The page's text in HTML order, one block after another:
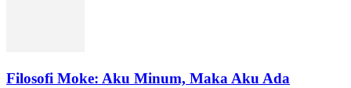
Filosofi Moke: Aku Minum, Maka Aku Ada